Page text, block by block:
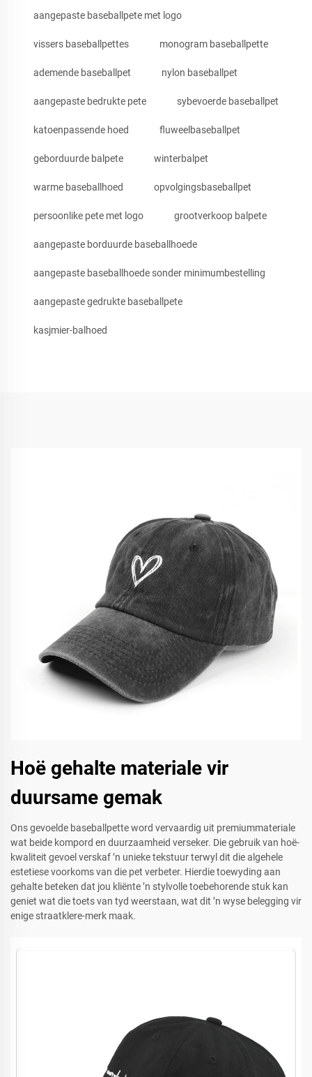
aangepaste baseballpete met logo
vissers baseballpettes monogram baseballpette
ademende baseballpet nylon baseballpet
aangepaste bedrukte pete sybevoerde baseballpet
katoenpassende hoed fluweelbaseballpet
geborduurde balpete winterbalpet
warme baseballhoed opvolgingsbaseballpet
persoonlike pete met logo grootverkoop balpete
aangepaste borduurde baseballhoede
aangepaste baseballhoede sonder minimumbestelling
aangepaste gedrukte baseballpete
kasjmier-balhoed
Hoë gehalte materiale vir
duursame gemak
Ons gevoelde baseballpette word vervaardig uit premiummateriale
wat beide kompord en duurzaamheid verseker. Die gebruik van hoë-
kwaliteit gevoel verskaf ’n unieke tekstuur terwyl dit die algehele
estetiese voorkoms van die pet verbeter. Hierdie toewyding aan
gehalte beteken dat jou kliënte ’n stylvolle toebehorende stuk kan
geniet wat die toets van tyd weerstaan, wat dit ’n wyse belegging vir
enige straatklere-merk maak.